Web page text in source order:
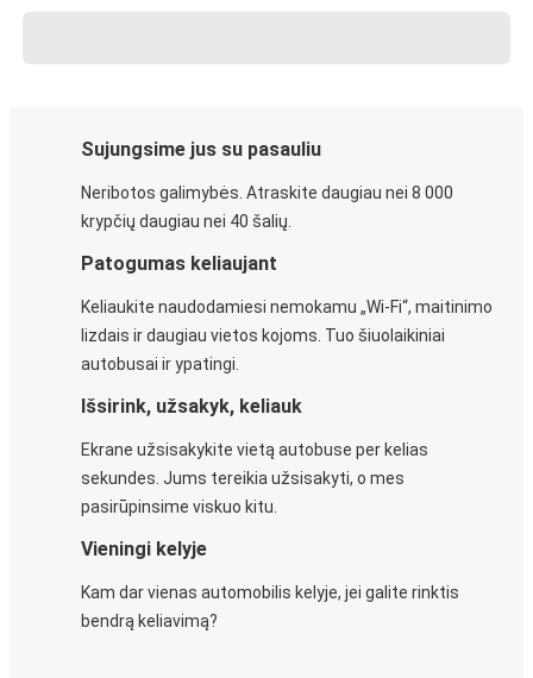
Sujungsime jus su pasauliu
Neribotos galimybės. Atraskite daugiau nei 8 000
krypčių daugiau nei 40 šalių.
Patogumas keliaujant
Keliaukite naudodamiesi nemokamu „Wi-Fi“, maitinimo
lizdais ir daugiau vietos kojoms. Tuo šiuolaikiniai
autobusai ir ypatingi.
Išsirink, užsakyk, keliauk
Ekrane užsisakykite vietą autobuse per kelias
sekundes. Jums tereikia užsisakyti, o mes
pasirūpinsime viskuo kitu.
Vieningi kelyje
Kam dar vienas automobilis kelyje, jei galite rinktis
bendrą keliavimą?